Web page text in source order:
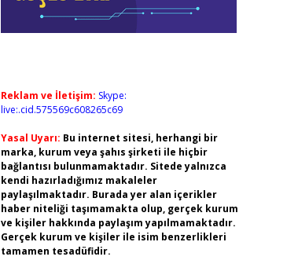
Reklam ve İletişim: Skype:
live:.cid.575569c608265c69
Yasal Uyarı: Bu internet sitesi, herhangi bir
marka, kurum veya şahıs şirketi ile hiçbir
bağlantısı bulunmamaktadır. Sitede yalnızca
kendi hazırladığımız makaleler
paylaşılmaktadır. Burada yer alan içerikler
haber niteliği taşımamakta olup, gerçek kurum
ve kişiler hakkında paylaşım yapılmamaktadır.
Gerçek kurum ve kişiler ile isim benzerlikleri
tamamen tesadüfidir.